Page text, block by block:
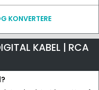
KONVERTERE
KABEL | RCA